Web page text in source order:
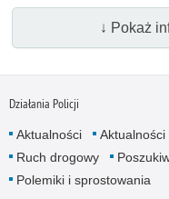
↓ Pokaż
Działania Policji
Aktualności Aktualności
Ruch drogowy
Polemiki i sprostowania